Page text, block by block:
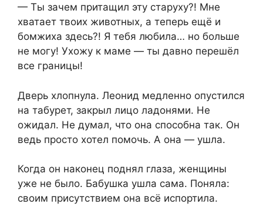
— Ты зачем притащил эту старуху?! Мне
хватает твоих животных, а теперь ещё и
бомжиха здесь?! Я тебя любила… но больше
не могу! Ухожу к маме — ты давно перешёл
все границы!
Дверь хлопнула. Леонид медленно опустился
на табурет, закрыл лицо ладонями. Не
ожидал. Не думал, что она способна так. Он
ведь просто хотел помочь. А она — ушла.
Когда он наконец поднял глаза, женщины
уже не было. Бабушка ушла сама. Поняла:
своим присутствием она всё испортила.